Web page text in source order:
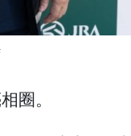
圈。